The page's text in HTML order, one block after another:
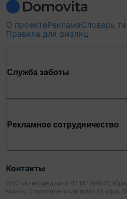
О проектеРекламаСловарь
Правила для физлиц
Служба заботы
Рекламное сотрудничество
Контакты
ООО «Аниксмедиа» УНП 191299645,
Минск, Старовиленский тракт 87, офис